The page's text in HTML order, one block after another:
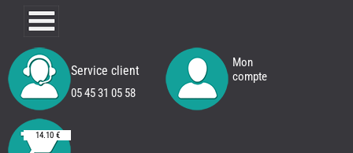
Service client
05 45 31 05 58
Mon
compte
14.10 €